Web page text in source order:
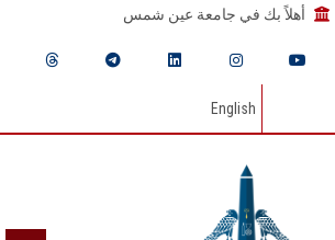
أهلاً بك في جامعة عين شمس
English